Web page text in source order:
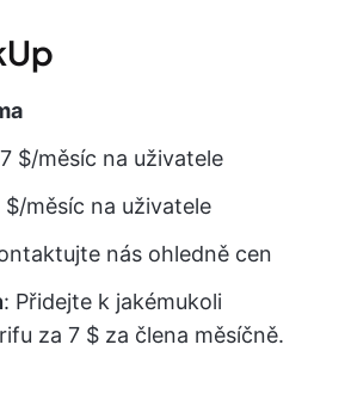
$/měsíc na uživatele
$/měsíc na uživatele
nás ohledně cen
: Přidejte k jakémukoli
za 7 $ za člena měsíčně.